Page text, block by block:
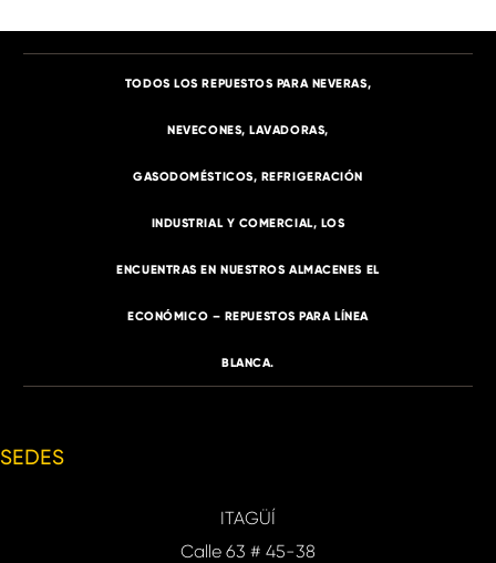
TODOS LOS REPUESTOS PARA NEVERAS,
NEVECONES, LAVADORAS,
GASODOMÉSTICOS, REFRIGERACIÓN
INDUSTRIAL Y COMERCIAL, LOS
ENCUENTRAS EN NUESTROS ALMACENES EL
ECONÓMICO – REPUESTOS PARA LÍNEA
BLANCA.
SEDES
ITAGÜÍ
Calle 63 # 45-38